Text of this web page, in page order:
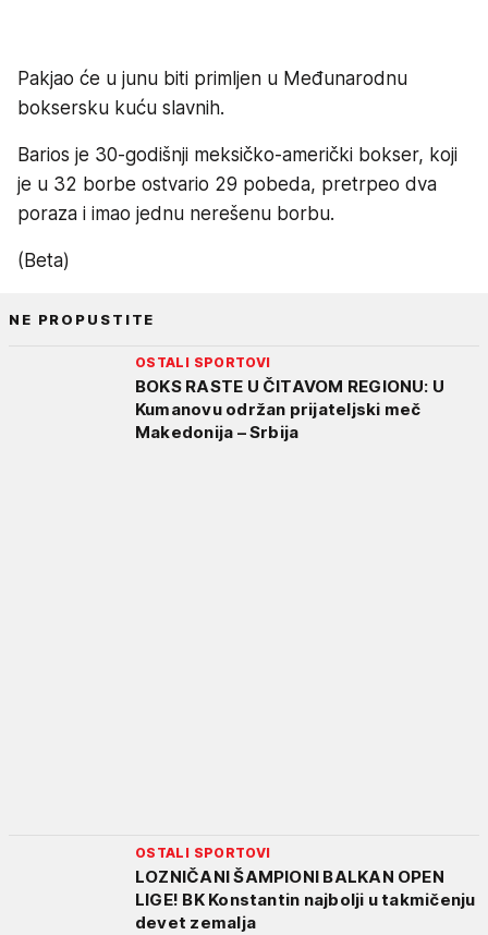
Pakjao će u junu biti primljen u Međunarodnu
boksersku kuću slavnih.
Barios je 30-godišnji meksičko-američki bokser, koji
je u 32 borbe ostvario 29 pobeda, pretrpeo dva
poraza i imao jednu nerešenu borbu.
(Beta)
NE PROPUSTITE
OSTALI SPORTOVI
BOKS RASTE U ČITAVOM REGIONU: U
Kumanovu održan prijateljski meč
Makedonija – Srbija
OSTALI SPORTOVI
LOZNIČANI ŠAMPIONI BALKAN OPEN
LIGE! BK Konstantin najbolji u takmičenju
devet zemalja